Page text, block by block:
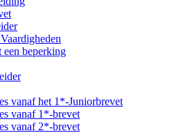
een beperking
vanaf het 1*-Juniorbrevet
vanaf 1*-brevet
vanaf 2*-brevet